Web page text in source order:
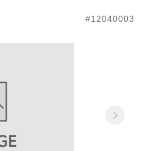
#12040003